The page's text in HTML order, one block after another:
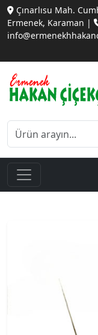
Çınarlısu Mah.
Ermenek, Karaman |